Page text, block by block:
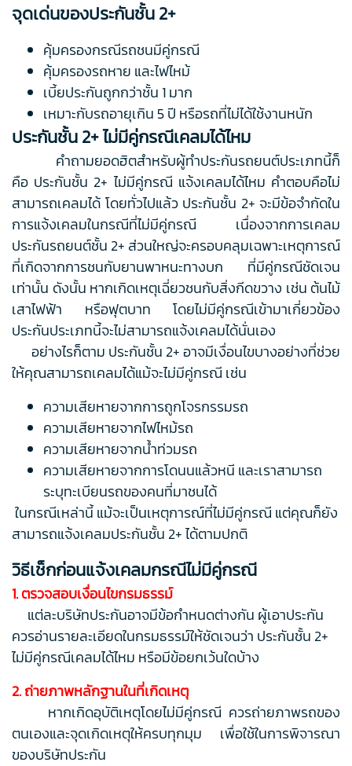
จุดเด่นของประกันชั้น 2+
คุ้มครองกรณีรถชนมีคู่กรณี
คุ้มครองรถหาย และไฟไหม้
เบี้ยประกันถูกกว่าชั้น 1 มาก
เหมาะกับรถอายุเกิน 5 ปี หรือรถที่ไม่ได้ใช้งานหนัก
ประกันชั้น 2+ ไม่มีคู่กรณีเคลมได้ไหม
คำถามยอดฮิตสำหรับผู้ทำประกันรถยนต์ประเภทนี้ก็
คือ ประกันชั้น 2+ ไม่มีคู่กรณี แจ้งเคลมได้ไหม คำตอบคือไม่
สามารถเคลมได้ โดยทั่วไปแล้ว ประกันชั้น 2+ จะมีข้อจำกัดใน
การแจ้งเคลมในกรณีที่ไม่มีคู่กรณี เนื่องจากการเคลม
ประกันรถยนต์ชั้น 2+ ส่วนใหญ่จะครอบคลุมเฉพาะเหตุการณ์
ที่เกิดจากการชนกับยานพาหนะทางบก ที่มีคู่กรณีชัดเจน
เท่านั้น ดังนั้น หากเกิดเหตุเฉี่ยวชนกับสิ่งกีดขวาง เช่น ต้นไม้
เสาไฟฟ้า หรือฟุตบาท โดยไม่มีคู่กรณีเข้ามาเกี่ยวข้อง
ประกันประเภทนี้จะไม่สามารถแจ้งเคลมได้นั่นเอง
อย่างไรก็ตาม ประกันชั้น 2+ อาจมีเงื่อนไขบางอย่างที่ช่วย
ให้คุณสามารถเคลมได้แม้จะไม่มีคู่กรณี เช่น
ความเสียหายจากการถูกโจรกรรมรถ
ความเสียหายจากไฟไหม้รถ
ความเสียหายจากน้ำท่วมรถ
ความเสียหายจากการโดนนแล้วหนี และเราสามารถ
ระบุทะเบียนรถของคนที่มาชนได้
ในกรณีเหล่านี้ แม้จะเป็นเหตุการณ์ที่ไม่มีคู่กรณี แต่คุณก็ยัง
สามารถแจ้งเคลมประกันชั้น 2+ ได้ตามปกติ
วิธีเช็กก่อนแจ้งเคลมกรณีไม่มีคู่กรณี
1. ตรวจสอบเงื่อนไขกรมธรรม์
แต่ละบริษัทประกันอาจมีข้อกำหนดต่างกัน ผู้เอาประกัน
ควรอ่านรายละเอียดในกรมธรรม์ให้ชัดเจนว่า ประกันชั้น 2+
ไม่มีคู่กรณีเคลมได้ไหม หรือมีข้อยกเว้นใดบ้าง
2. ถ่ายภาพหลักฐานในที่เกิดเหตุ
หากเกิดอุบัติเหตุโดยไม่มีคู่กรณี ควรถ่ายภาพรถของ
ตนเองและจุดเกิดเหตุให้ครบทุกมุม เพื่อใช้ในการพิจารณา
ของบริษัทประกัน